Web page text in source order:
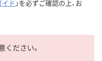
ド 」を必ずご確認の上、お
ください。